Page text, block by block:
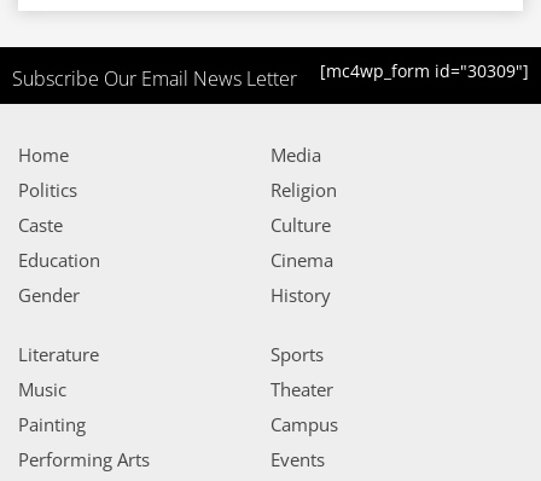
Subscribe Our Email News Letter [mc4wp_form id="30309"]
Home
Politics
Caste
Education
Gender
Media
Religion
Culture
Cinema
History
Literature
Music
Painting
Performing Arts
Sports
Theater
Campus
Events